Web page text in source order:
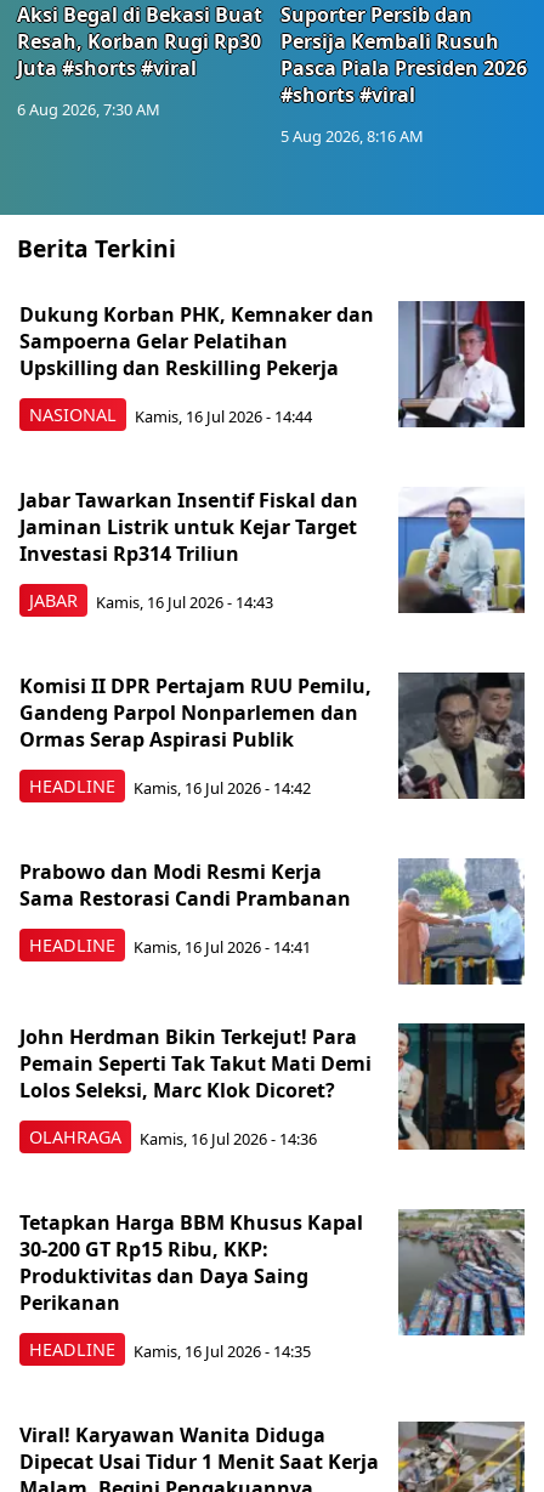
Aksi Begal di Bekasi Buat
Resah, Korban Rugi Rp30
Juta #shorts #viral
6 Aug 2026, 7:30 AM
Suporter Persib dan
Persija Kembali Rusuh
Pasca Piala Presiden 2026
#shorts #viral
5 Aug 2026, 8:16 AM
Berita Terkini
NASIONAL
Dukung Korban PHK, Kemnaker dan
Sampoerna Gelar Pelatihan
Upskilling dan Reskilling Pekerja
Kamis, 16 Jul 2026 - 14:44
JABAR
Jabar Tawarkan Insentif Fiskal dan
Jaminan Listrik untuk Kejar Target
Investasi Rp314 Triliun
Kamis, 16 Jul 2026 - 14:43
HEADLINE
Komisi II DPR Pertajam RUU Pemilu,
Gandeng Parpol Nonparlemen dan
Ormas Serap Aspirasi Publik
Kamis, 16 Jul 2026 - 14:42
HEADLINE
Prabowo dan Modi Resmi Kerja
Sama Restorasi Candi Prambanan
Kamis, 16 Jul 2026 - 14:41
OLAHRAGA
John Herdman Bikin Terkejut! Para
Pemain Seperti Tak Takut Mati Demi
Lolos Seleksi, Marc Klok Dicoret?
Kamis, 16 Jul 2026 - 14:36
HEADLINE
Tetapkan Harga BBM Khusus Kapal
30-200 GT Rp15 Ribu, KKP:
Produktivitas dan Daya Saing
Perikanan
Kamis, 16 Jul 2026 - 14:35
Viral! Karyawan Wanita Diduga
Dipecat Usai Tidur 1 Menit Saat Kerja